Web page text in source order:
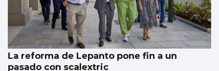
La reforma de Lepanto pone fin a un
pasado con scalextric